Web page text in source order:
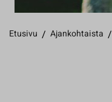
Etusivu / Ajankohtaista /